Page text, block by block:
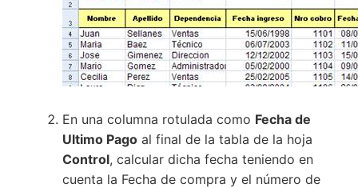
En una columna rotulada como Fecha de
Ultimo Pago al final de la tabla de la hoja
Control, calcular dicha fecha teniendo en
cuenta la Fecha de compra y el número de